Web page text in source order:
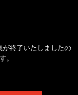
が終了いたしましたの
。